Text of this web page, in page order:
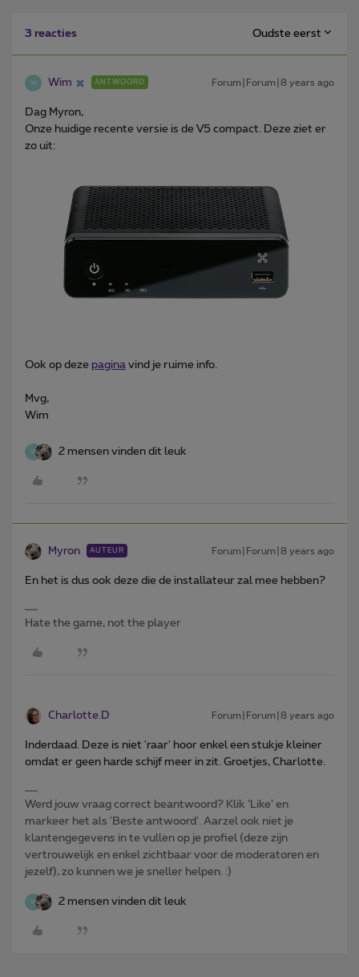
3 reacties Oudste eerst
W Wim ANTWOORD Forum|Forum|8 years ago
Dag Myron,
Onze huidige recente versie is de V5 compact. Deze ziet er
zo uit:
Ook op deze pagina vind je ruime info.
Mvg,
Wim
W 2 mensen vinden dit leuk
Myron AUTEUR Forum|Forum|8 years ago
En het is dus ook deze die de installateur zal mee hebben?
Hate the game, not the player
Charlotte.D Forum|Forum|8 years ago
Inderdaad. Deze is niet 'raar' hoor enkel een stukje kleiner
omdat er geen harde schijf meer in zit. Groetjes, Charlotte.
Werd jouw vraag correct beantwoord? Klik ‘Like’ en
markeer het als 'Beste antwoord'. Aarzel ook niet je
klantengegevens in te vullen op je profiel (deze zijn
vertrouwelijk en enkel zichtbaar voor de moderatoren en
jezelf), zo kunnen we je sneller helpen. :)
W 2 mensen vinden dit leuk